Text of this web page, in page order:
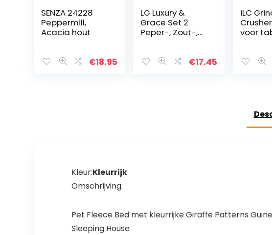
SENZA 24228
Peppermill,
Acacia hout
€18.95
LG Luxury &
Grace Set 2
Peper-, Zout-,
cm).
€17.45
iLC
voor
met
Kleur:Kleurrijk
Omschrijving:
Pet Fleece Bed met kleurrijke Giraffe Patterns
Sleeping House